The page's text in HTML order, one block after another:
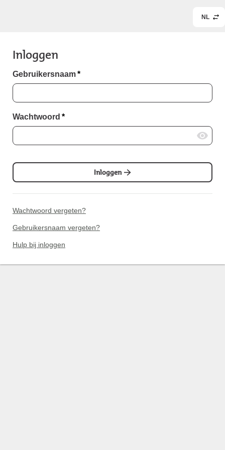
NL
Inloggen
Gebruikersnaam*
Wachtwoord *
Inloggen
Wachtwoord vergeten?
Gebruikersnaam vergeten?
Hulp bij inloggen